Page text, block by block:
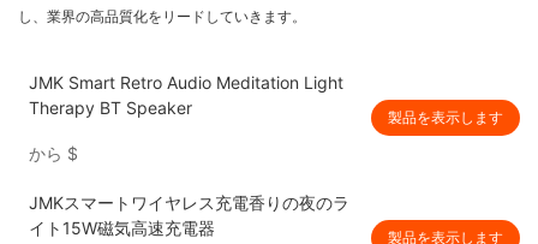
し、業界の高品質化をリードしていきます。
JMK Smart Retro Audio Meditation Light
Therapy BT Speaker
から $
製品を表示します
JMKスマートワイヤレス充電香りの夜のラ
イト15W磁気高速充電器
製品を表示します